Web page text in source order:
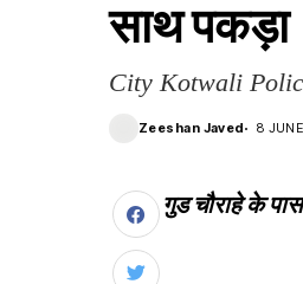
साथ पकड़ा
City Kotwali
Zeeshan Javed 8
गुड चौराहे के